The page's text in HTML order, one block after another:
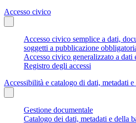
Accesso civico
Accesso civico semplice a dati,
soggetti a pubblicazione
Accesso civico generalizzato a dati
Registro degli accessi
Accessibilità e catalogo di dati, metadati e
Gestione documentale
Catalogo dei dati, metadati e della